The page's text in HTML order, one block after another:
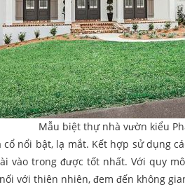
Mẫu biệt thự nhà vườn kiểu
cổ nổi bật, lạ mắt. Kết hợp sử dụng
vào trong được tốt nhất. Với quy
với thiên nhiên, đem đến không